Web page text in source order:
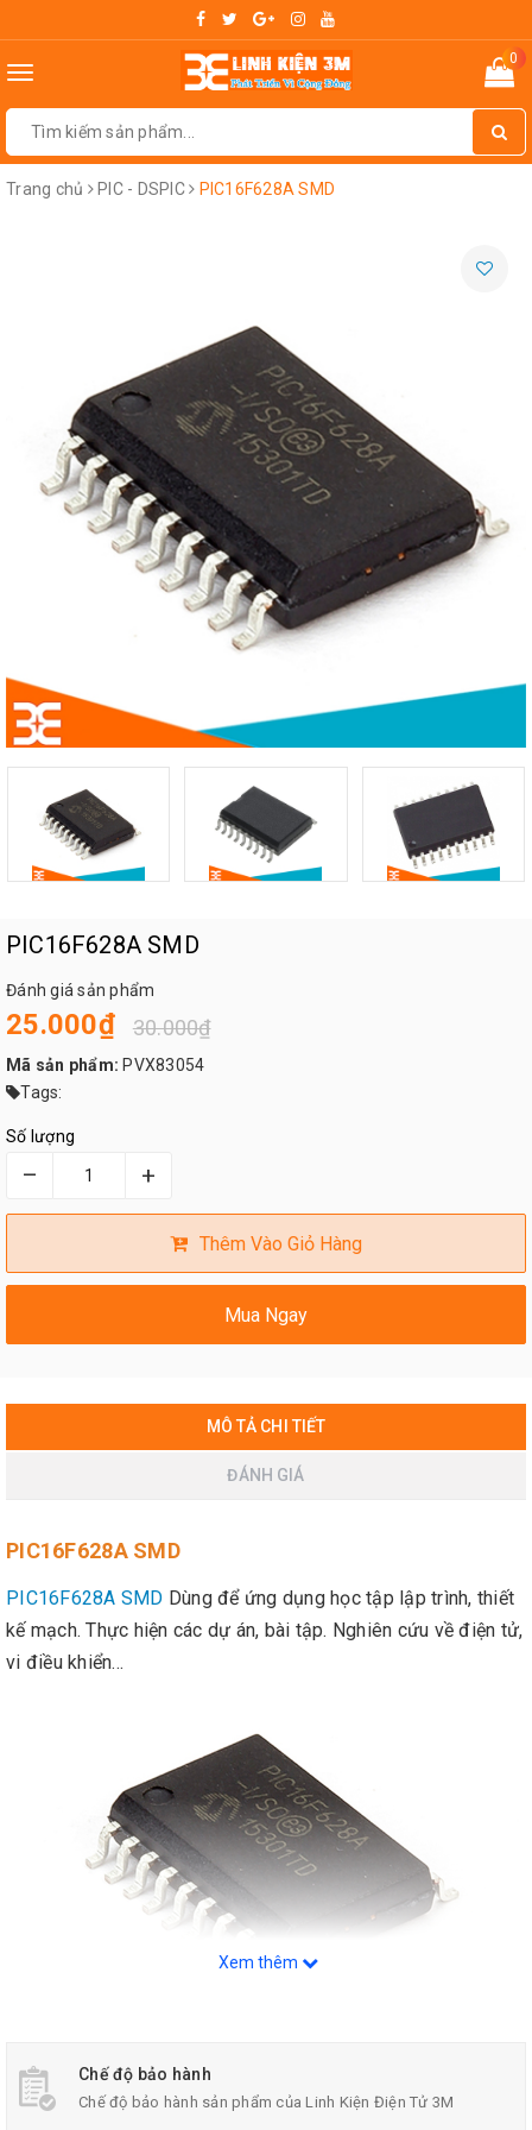
Toggle
0
Trang chủ PIC - DSPIC PIC16F628A SMD
PIC16F628A SMD
Đánh giá sản phẩm
25.000₫ 30.000₫
Mã sản phẩm: PVX83054
Tags:
Số lượng
– +
Thêm Vào Giỏ Hàng
Mua Ngay
MÔ TẢ CHI TIẾT
ĐÁNH GIÁ
PIC16F628A SMD
PIC16F628A SMD Dùng để ứng dụng học tập lập trình, thiết
kế mạch. Thực hiện các dự án, bài tập. Nghiên cứu về điện tử,
vi điều khiển...
Thông Số Kỹ Thuật:
Xem thêm
Chế độ bảo hành
Chế độ bảo hành sản phẩm của Linh Kiện Điện Tử 3M